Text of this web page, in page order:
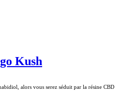
Kush
alors vous serez séduit par la résine CBD